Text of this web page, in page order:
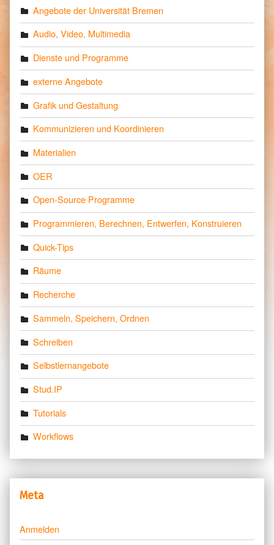
Angebote der Universität Bremen
Audio, Video, Multimedia
Dienste und Programme
externe Angebote
Grafik und Gestaltung
Kommunizieren und Koordinieren
Materialien
OER
Open-Source Programme
Programmieren, Berechnen, Entwerfen, Konstruieren
Quick-Tips
Räume
Recherche
Sammeln, Speichern, Ordnen
Schreiben
Selbstlernangebote
Stud.IP
Tutorials
Workflows
Meta
Anmelden